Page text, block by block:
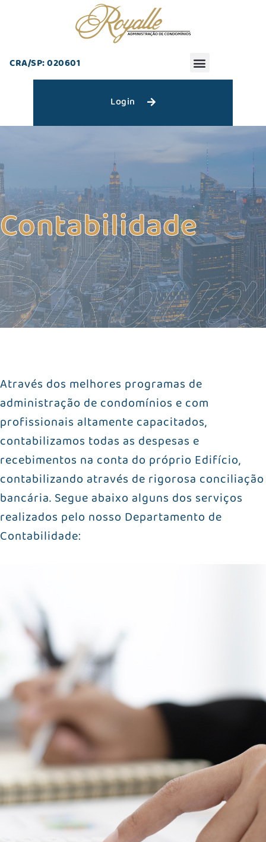
CRA/SP: 020601
Login
Contabilidade
Através dos melhores programas de
administração de condomínios e com
profissionais altamente capacitados,
contabilizamos todas as despesas e
recebimentos na conta do próprio Edifício,
contabilizando através de rigorosa conciliação
bancária. Segue abaixo alguns dos serviços
realizados pelo nosso Departamento de
Contabilidade: